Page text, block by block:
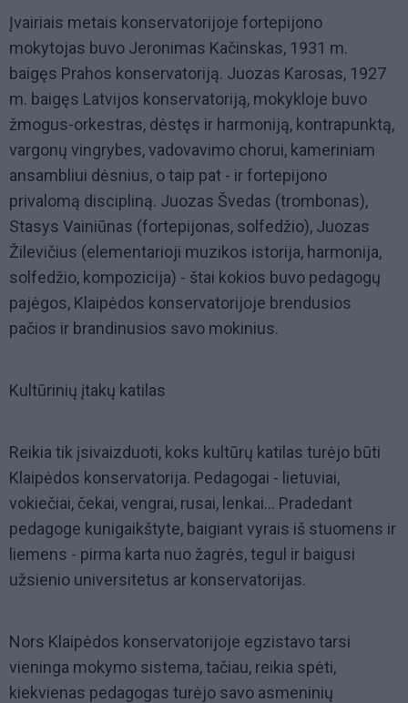
Įvairiais metais konservatorijoje fortepijono
mokytojas buvo Jeronimas Kačinskas, 1931 m.
baigęs Prahos konservatoriją. Juozas Karosas, 1927
m. baigęs Latvijos konservatoriją, mokykloje buvo
žmogus-orkestras, dėstęs ir harmoniją, kontrapunktą,
vargonų vingrybes, vadovavimo chorui, kameriniam
ansambliui dėsnius, o taip pat - ir fortepijono
privalomą discipliną. Juozas Švedas (trombonas),
Stasys Vainiūnas (fortepijonas, solfedžio), Juozas
Žilevičius (elementarioji muzikos istorija, harmonija,
solfedžio, kompozicija) - štai kokios buvo pedagogų
pajėgos, Klaipėdos konservatorijoje brendusios
pačios ir brandinusios savo mokinius.
Kultūrinių įtakų katilas
Reikia tik įsivaizduoti, koks kultūrų katilas turėjo būti
Klaipėdos konservatorija. Pedagogai - lietuviai,
vokiečiai, čekai, vengrai, rusai, lenkai... Pradedant
pedagoge kunigaikštyte, baigiant vyrais iš stuomens ir
liemens - pirma karta nuo žagrės, tegul ir baigusi
užsienio universitetus ar konservatorijas.
Nors Klaipėdos konservatorijoje egzistavo tarsi
vieninga mokymo sistema, tačiau, reikia spėti,
kiekvienas pedagogas turėjo savo asmeninių